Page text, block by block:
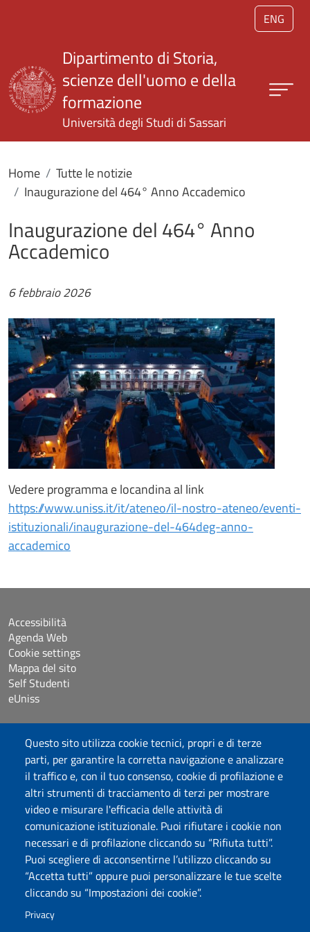
Salta al contenuto principale
ENG
Questo sito utilizza cookie tecnici, propri e di terze
parti, per garantire la corretta navigazione e analizzare
il traffico e, con il tuo consenso, cookie di profilazione e
altri strumenti di tracciamento di terzi per mostrare
video e misurare l'efficacia delle attività di
comunicazione istituzionale. Puoi rifiutare i cookie non
necessari e di profilazione cliccando su “Rifiuta tutti”.
Puoi scegliere di acconsentirne l’utilizzo cliccando su
“Accetta tutti” oppure puoi personalizzare le tue scelte
cliccando su “Impostazioni dei cookie”.
Privacy
Dipartimento di Storia,
scienze dell'uomo e della
formazione
Università degli Studi di Sassari
Home
Tutte le notizie
Inaugurazione del 464° Anno Accademico
Inaugurazione del 464° Anno
Accademico
6 febbraio 2026
Vedere programma e locandina al link
https://www.uniss.it/it/ateneo/il-nostro-ateneo/eventi-
istituzionali/inaugurazione-del-464deg-anno-
accademico
Università degli Studi di Sassari
Dipartimento di Storia, Scienze dell’Uomo e
della Formazione
Via Maurizio Zanfarino 62, 07100 Sassari
Accessibilità
Agenda Web
Cookie settings
Mappa del sito
Self Studenti
eUniss
Bandi
Dichiarazione di accessibilità
Posta elettronica @uniss.it
Protocollo
Seguici su